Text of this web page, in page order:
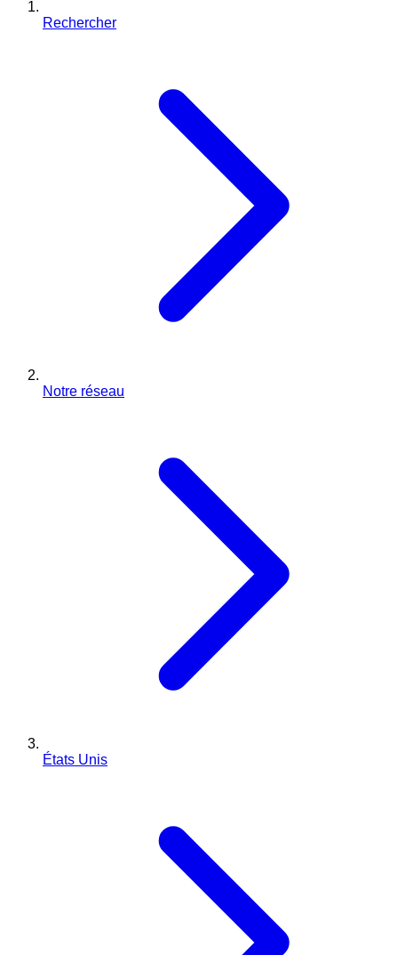
Rechercher
Notre réseau
États Unis